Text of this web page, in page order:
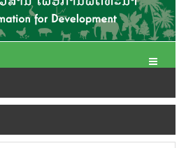
Toggle